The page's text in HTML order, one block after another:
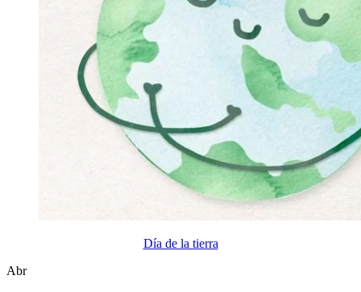
Día de la tierra
Abr